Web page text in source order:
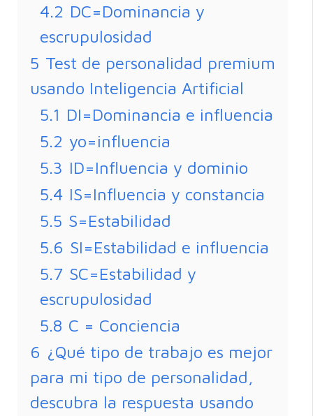
4.2 DC=Dominancia y
escrupulosidad
5 Test de personalidad premium
usando Inteligencia Artificial
5.1 DI=Dominancia e influencia
5.2 yo=influencia
5.3 ID=Influencia y dominio
5.4 IS=Influencia y constancia
5.5 S=Estabilidad
5.6 SI=Estabilidad e influencia
5.7 SC=Estabilidad y
escrupulosidad
5.8 C = Conciencia
6 ¿Qué tipo de trabajo es mejor
para mi tipo de personalidad,
descubra la respuesta usando